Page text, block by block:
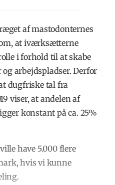
af mastodonternes
at iværksætterne
i forhold til at skabe
arbejdspladser. Derfor
dugfriske tal fra
viser, at andelen af
konstant på ca. 25%
have 5.000 flere
hvis vi kunne